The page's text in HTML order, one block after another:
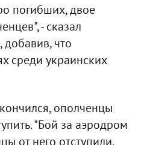
погибших, двое
- сказал
добавив, что
среди украинских
ополченцы
"Бой за аэродром
от него отступили,